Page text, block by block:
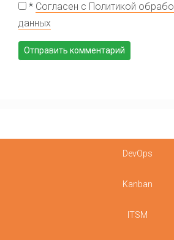
* Согласен с Политикой
данных
DevOps
Kanban
ITSM